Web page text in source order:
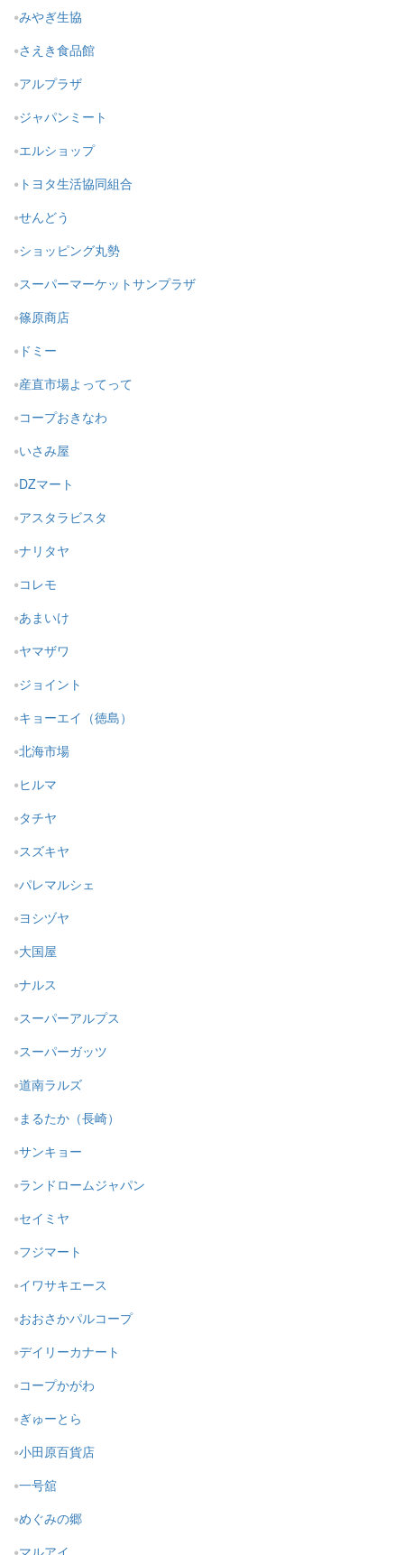
みやぎ生協
さえき食品館
アルプラザ
ジャパンミート
エルショップ
トヨタ生活協同組合
せんどう
ショッピング丸勢
スーパーマーケットサンプラザ
篠原商店
ドミー
産直市場よってって
コープおきなわ
いさみ屋
DZマート
アスタラビスタ
ナリタヤ
コレモ
あまいけ
ヤマザワ
ジョイント
キョーエイ（徳島）
北海市場
ヒルマ
タチヤ
スズキヤ
パレマルシェ
ヨシヅヤ
大国屋
ナルス
スーパーアルプス
スーパーガッツ
道南ラルズ
まるたか（長崎）
サンキョー
ランドロームジャパン
セイミヤ
フジマート
イワサキエース
おおさかパルコープ
デイリーカナート
コープかがわ
ぎゅーとら
小田原百貨店
一号舘
めぐみの郷